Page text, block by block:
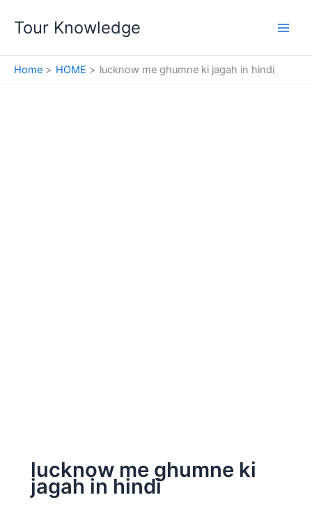
Tour Knowledge
Home HOME lucknow me ghumne ki jagah in hindi
lucknow me ghumne ki
jagah in hindi